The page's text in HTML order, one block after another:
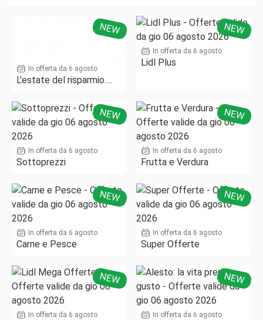
NEW
In offerta da 6 agosto
L'estate del risparmio.
NEW
In offerta da 6 agosto
Lidl Plus
NEW
In offerta da 6 agosto
Sottoprezzi
NEW
In offerta da 6 agosto
Frutta e Verdura
NEW
In offerta da 6 agosto
Carne e Pesce
NEW
In offerta da 6 agosto
Super Offerte
NEW
In offerta da 6 agosto
NEW
In offerta da 6 agosto